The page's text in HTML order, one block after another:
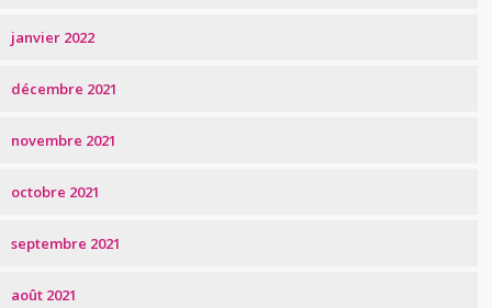
janvier 2022
décembre 2021
novembre 2021
octobre 2021
septembre 2021
août 2021